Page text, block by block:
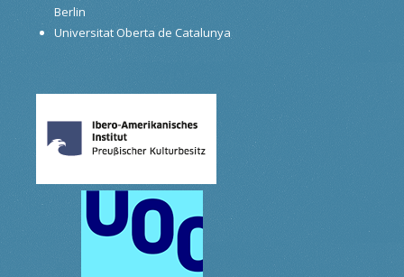
Berlin
Universitat Oberta de Catalunya